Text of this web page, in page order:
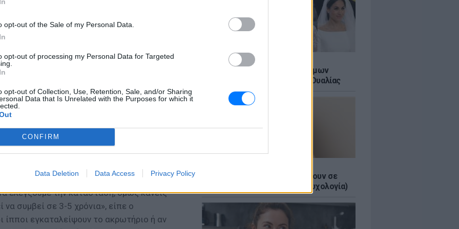
opt-out of the Sale of my Personal Data.
opt-out of processing my Personal Data for Targeted
opt-out of Collection, Use, Retention, Sale, and/or Sharing
Data that Is Unrelated with the Purposes for which it
CONFIRM
Data Deletion Data Access Privacy Policy
ΘΕΜΑΤΑ
Το μυστικό των βασιλικών γάμων
κρύβεται σε ένα ορυχείο της Ουαλίας
Γιατί τα κομπλιμέντα σε φέρνουν σε
δύσκολη θέση (και τι λέει η ψυχολογία)
είναι η ταυτόχρονη παρουσία θαλάσσιων
έκαναν την εμφάνισή τους στην
Αποτελούν το βασικό θήραμα των
τα σαρκοφάγα ζώα πλησιάζουν στον
αρκούδα σκότωσε άνθρωπο στο Ριρκαΐπι
ελέγξουμε την κατάσταση, όμως κανείς
να συμβεί σε 3-5 χρόνια», είπε ο
ίπποι εγκαταλείψουν το ακρωτήριο ή αν